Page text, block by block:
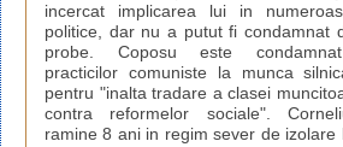
incercat implicarea lui in
politice, dar nu a putut fi condamnat
probe. Coposu este
practicilor comuniste la munca
pentru "inalta tradare a clasei
contra reformelor sociale".
ramine 8 ani in regim sever de izolare